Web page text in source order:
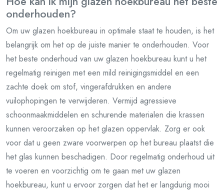
onderhouden?
Om uw glazen hoekbureau in optimale staat te houden, is het
belangrijk om het op de juiste manier te onderhouden. Voor
het beste onderhoud van uw glazen hoekbureau kunt u het
regelmatig reinigen met een mild reinigingsmiddel en een
zachte doek om stof, vingerafdrukken en andere
vuilophopingen te verwijderen. Vermijd agressieve
schoonmaakmiddelen en schurende materialen die krassen
kunnen veroorzaken op het glazen oppervlak. Zorg er ook
voor dat u geen zware voorwerpen op het bureau plaatst die
het glas kunnen beschadigen. Door regelmatig onderhoud uit
te voeren en voorzichtig om te gaan met uw glazen
hoekbureau, kunt u ervoor zorgen dat het er langdurig mooi